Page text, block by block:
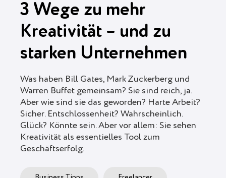
3 Wege zu mehr
Kreativität – und zu
starken Unternehmen
Was haben Bill Gates, Mark Zuckerberg und
Warren Buffet gemeinsam? Sie sind reich, ja.
Aber wie sind sie das geworden? Harte Arbeit?
Sicher. Entschlossenheit? Wahrscheinlich.
Glück? Könnte sein. Aber vor allem: Sie sehen
Kreativität als essentielles Tool zum
Geschäftserfolg.